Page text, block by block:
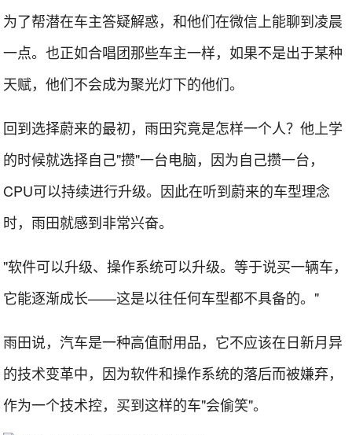
为了帮潜在车主答疑解惑，和他们在微信上能聊到凌晨
一点。也正如合唱团那些车主一样，如果不是出于某种
天赋，他们不会成为聚光灯下的他们。
回到选择蔚来的最初，雨田究竟是怎样一个人？他上学
的时候就选择自己"攒"一台电脑，因为自己攒一台，
CPU可以持续进行升级。因此在听到蔚来的车型理念
时，雨田就感到非常兴奋。
"软件可以升级、操作系统可以升级。等于说买一辆车，
它能逐渐成长——这是以往任何车型都不具备的。"
雨田说，汽车是一种高值耐用品，它不应该在日新月异
的技术变革中，因为软件和操作系统的落后而被嫌弃，
作为一个技术控，买到这样的车"会偷笑"。